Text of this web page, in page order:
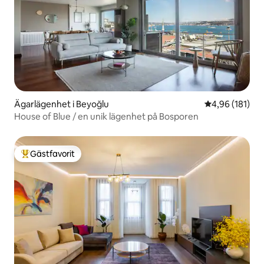
Ägarlägenhet i Beyoğlu 4,96 av 5 i
4,96 (181)
House of Blue / en unik lägenhet på Bosporen
Populär gästfavorit
Gästfavorit